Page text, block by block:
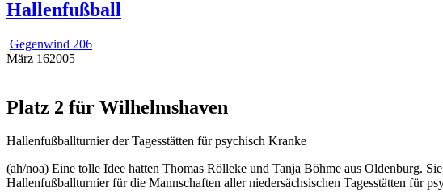
Hallenfußball
Gegenwind 206
März 162005
Platz 2 für Wilhelmshaven
Hallenfußballturnier der Tagesstätten für psychisch Kranke
(ah/noa) Eine tolle Idee hatten Thomas Rölleke und Tanja Böhme aus Oldenburg.
Hallenfußballturnier für die Mannschaften aller niedersächsischen Tagesstätten für